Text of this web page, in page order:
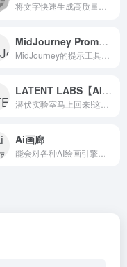
MidJourney Prompt Tool
LATENT LABS【AI+VR】
Ai画廊